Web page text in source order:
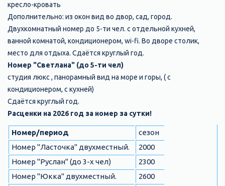
кресло-кровать
Дополнительно: из окон вид во двор, сад, город.
Двухкомнатный номер до 5-ти чел. с отдельной кухней,
ванной комнатой, кондиционером, wi-fi. Во дворе столик,
место для отдыха. Сдаётся круглый год.
Номер "Светлана" (до 5-ти чел)
студия люкс , панорамный вид на море и горы, ( с
кондиционером, с кухней)
Сдаётся круглый год.
Расценки на 2026 год за номер за сутки!
Номер/период
сезон
Номер "Ласточка" двухместный.
2000
Номер "Руслан" (до 3-х чел)
2300
Номер "Юкка" двухместный.
2600